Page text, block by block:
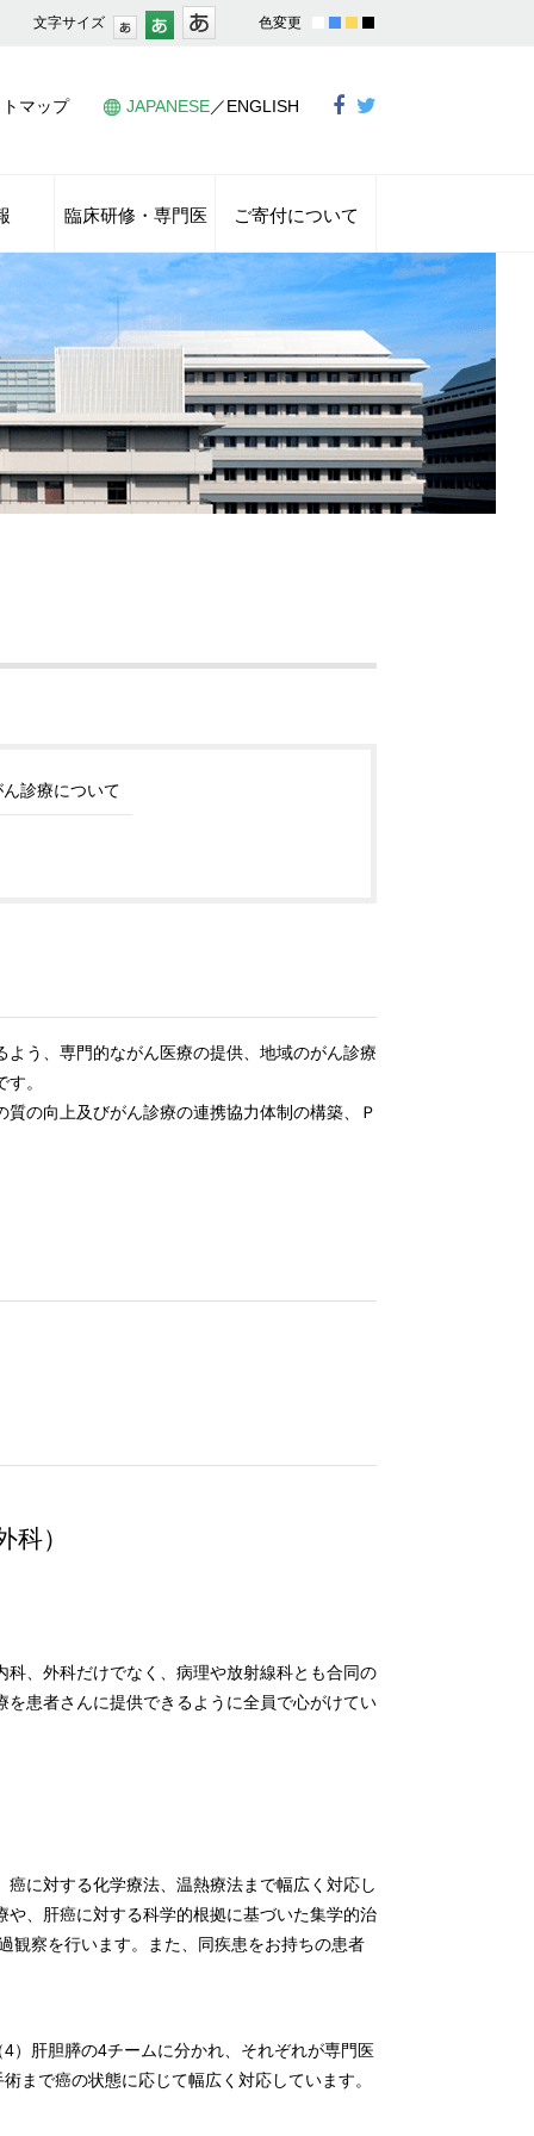
文字サイズ 色変更
マップ JAPANESE／ENGLISH
臨床研修・専門医 ご寄付について
診療について
う、専門的ながん医療の提供、地域のがん診療
。
の向上及びがん診療の連携協力体制の構築、Ｐ
）
、外科だけでなく、病理や放射線科とも合同の
患者さんに提供できるように全員で心がけてい
に対する化学療法、温熱療法まで幅広く対応し
、肝癌に対する科学的根拠に基づいた集学的治
観察を行います。また、同疾患をお持ちの患者
）肝胆膵の4チームに分かれ、それぞれが専門医
まで癌の状態に応じて幅広く対応しています。